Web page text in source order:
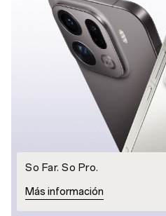
So Far. So Pro.
Más información